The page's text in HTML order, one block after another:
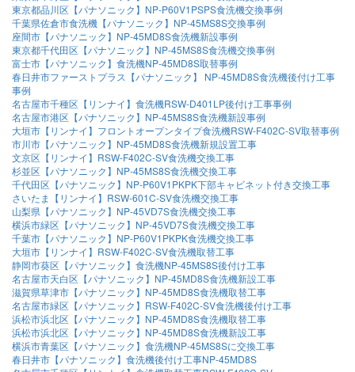
東京都品川区【パナソニック】NP-P60V1PSPS食洗機交換事例
千葉県佐倉市食洗機【パナソニック】NP-45MS8S交換事例
座間市【パナソニック】NP-45MD8S食洗機新設事例
東京都千代田区【パナソニック】NP-45MS8S食洗機交換事例
富士市【パナソニック】食洗機NP-45MD8S取替事例
春日井市ファーストプラス【パナソニック】 NP-45MD8S食洗機後付け工事
事例
名古屋市千種区【リンナイ】食洗機RSW-D401LP後付け工事事例
名古屋市港区【パナソニック】NP-45MS8S食洗機新設事例
大垣市【リンナイ】フロントオープンタイプ食洗機RSW-F402C-SV取替事例
市川市【パナソニック】NP-45MD8S食洗機新規設置工事
文京区【リンナイ】RSW-F402C-SV食洗機交換工事
杉並区【パナソニック】NP-45MS8S食洗機交換工事
千代田区【パナソニック】NP-P60V1PKPK下部キャビネット付き交換工事
さいたま【リンナイ】RSW-601C-SV食洗機交換工事
山梨県【パナソニック】NP-45VD7S食洗機交換工事
横浜市緑区【パナソニック】NP-45VD7S食洗機交換工事
千葉市【パナソニック】NP-P60V1PKPK食洗機交換工事
大垣市【リンナイ】RSW-F402C-SV食洗機取替工事
静岡市葵区【パナソニック】食洗機NP-45MS8S後付け工事
名古屋市天白区【パナソニック】NP-45MD8S食洗機新設工事
滋賀県草津市【パナソニック】NP-45MD8S食洗機取替工事
名古屋市緑区【パナソニック】RSW-F402C-SV食洗機後付け工事
浜松市浜北区【パナソニック】NP-45MD8S食洗機取替工事
浜松市浜北区【パナソニック】NP-45MD8S食洗機新設工事
横浜市青葉区【パナソニック】食洗機NP-45MS8Sに交換工事
春日井市【パナソニック】食洗機後付け工事NP-45MD8S